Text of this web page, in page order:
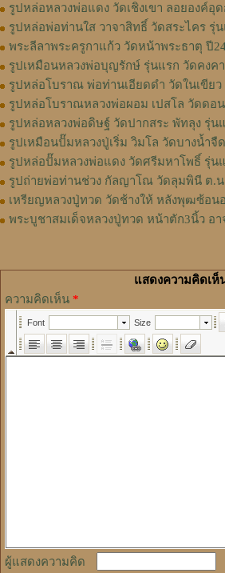
รูปหล่อหลวงพ่อแดง วัดเชิงเขา ลอยองค์อุ
รูปหล่อพ่อท่านใส วาจาสิทธิ์ วัดสระไคร รุ่
พระลีลาพระครูกาแก้ว วัดหน้าพระธาตุ ปี
รูปเหมือนหลวงพ่อบุญรักษ์ รุ่นแรก วัดคงค
รูปหล่อโบราณ พ่อท่านเอียดดำ วัดในเขียว
รูปหล่อโบราณหลวงพ่อผอม เปสโล วัดดอ
รูปหล่อหลวงพ่อดิษฐ์ วัดปากสระ พัทลุง รุ่น
รูปเหมือนปั๊มหลวงปู่เริ่ม วิมโล วัดบางน้ำจื
รูปหล่อปั๊มหลวงพ่อแดง วัดศรีมหาโพธิ์ รุ่น
รูปถ่ายพ่อท่านช่วง กัลญาโณ วัดลุมพินี ต.น
เหรียญหลวงปู่ทวด วัดช้างให้ หลังพุฒซ้อน
พระบูชาสมเด็จหลวงปู่ทวด หน้าตัก3นิ้ว อา
แสดงความคิดเห็
ความคิดเห็น *
ผู้แสดงความคิด